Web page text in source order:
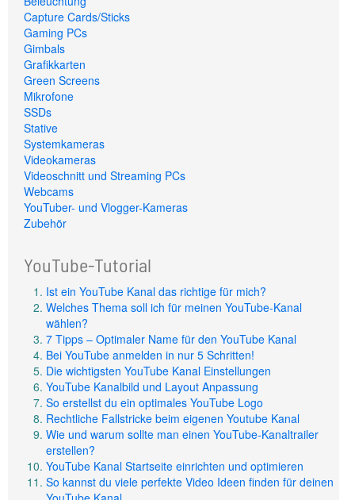
Capture Cards/Sticks
Gaming PCs
Gimbals
Grafikkarten
Green Screens
Mikrofone
SSDs
Stative
Systemkameras
Videokameras
Videoschnitt und Streaming PCs
Webcams
YouTuber- und Vlogger-Kameras
Zubehör
YouTube-Tutorial
Ist ein YouTube Kanal das richtige für mich?
Welches Thema soll ich für meinen YouTube-Kanal
wählen?
7 Tipps – Optimaler Name für den YouTube Kanal
Bei YouTube anmelden in nur 5 Schritten!
Die wichtigsten YouTube Kanal Einstellungen
YouTube Kanalbild und Layout Anpassung
So erstellst du ein optimales YouTube Logo
Rechtliche Fallstricke beim eigenen Youtube Kanal
Wie und warum sollte man einen YouTube-Kanaltrailer
erstellen?
YouTube Kanal Startseite einrichten und optimieren
So kannst du viele perfekte Video Ideen finden für deinen